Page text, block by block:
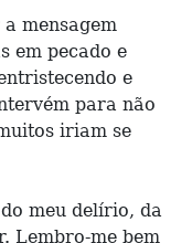
mensagem
em pecado e
e
para não
iriam se
meu delírio, da
Lembro-me bem